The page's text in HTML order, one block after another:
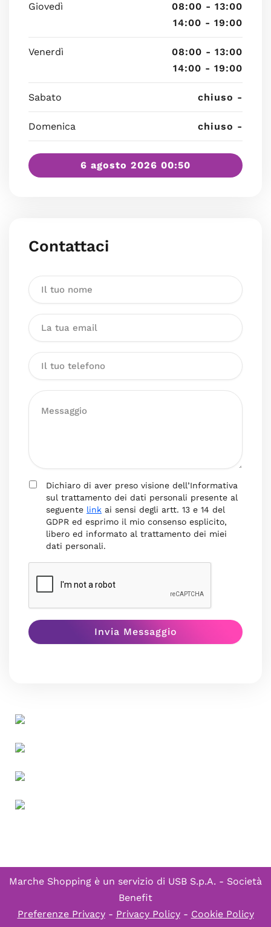
Giovedì
08:00 - 13:00
14:00 - 19:00
Venerdì
08:00 - 13:00
14:00 - 19:00
Sabato chiuso -
Domenica chiuso -
6 agosto 2026 00:50
Contattaci
Dichiaro di aver preso visione dell’Informativa
sul trattamento dei dati personali presente al
seguente link ai sensi degli artt. 13 e 14 del
GDPR ed esprimo il mio consenso esplicito,
libero ed informato al trattamento dei miei
dati personali.
Marche Shopping è un servizio di USB S.p.A. - Società
Benefit
Preferenze Privacy- Privacy Policy- Cookie Policy